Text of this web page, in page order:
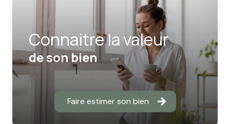
Connaitre la valeur
de son bien
Faire estimer son bien